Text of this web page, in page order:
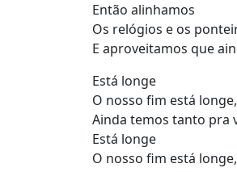
Então alinhamos
Os relógios e os
E aproveitamos que
Está longe
O nosso fim está longe,
Ainda temos tanto pra
Está longe
O nosso fim está longe,